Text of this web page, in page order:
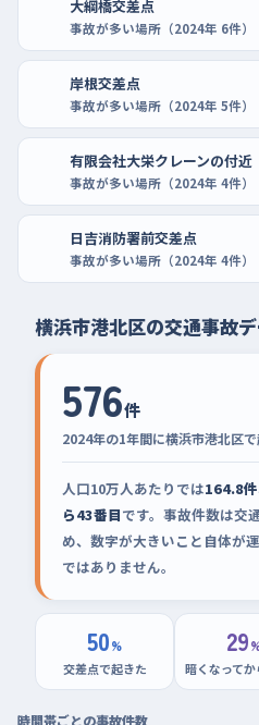
大綱橋交差点
事故が多い場所（2024年 6件）
岸根交差点
事故が多い場所（2024年 5件）
有限会社大栄クレーンの付近
事故が多い場所（2024年 4件）
日吉消防署前交差点
事故が多い場所（2024年 4件）
横浜市港北区の交通事故
576件
2024年の1年間に横浜市港北区
人口10万人あたりでは164.8件
ら43番目です。事故件数は交
め、数字が大きいこと自体が
ではありません。
50%
交差点で起きた
29
暗くなって
時間帯ごとの事故件数